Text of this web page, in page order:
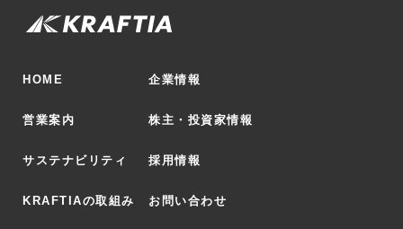
HOME 企業情報
営業案内 株主・投資家情報
サステナビリティ 採用情報
KRAFTIAの取組み お問い合わせ